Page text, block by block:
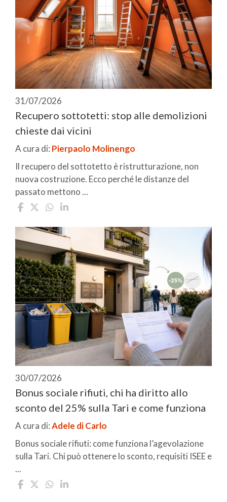
31/07/2026
Recupero sottotetti: stop alle demolizioni
chieste dai vicini
A cura di: Pierpaolo Molinengo
Il recupero del sottotetto è ristrutturazione, non
nuova costruzione. Ecco perché le distanze del
passato mettono ...
30/07/2026
Bonus sociale rifiuti, chi ha diritto allo
sconto del 25% sulla Tari e come funziona
A cura di:Adele di Carlo
Bonus sociale rifiuti: come funziona l’agevolazione
sulla Tari. Chi può ottenere lo sconto, requisiti ISEE e
...